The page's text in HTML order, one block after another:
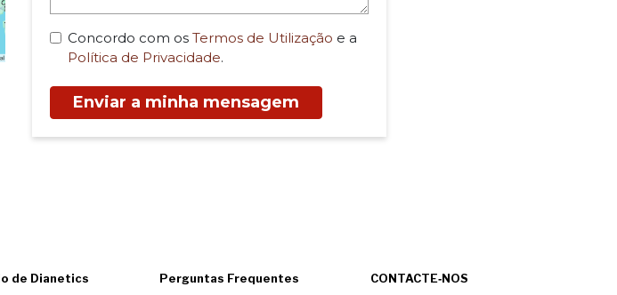
Concordo com os Termos de Utilização e a
Política de Privacidade.
Enviar a minha mensagem
de Dianetics
Perguntas Frequentes CONTACTE‑NOS